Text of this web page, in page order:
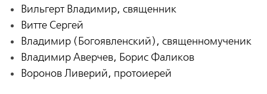
Вильгерт Владимир, священник
Витте Сергей
Владимир (Богоявленский), священномученик
Владимир Аверчев, Борис Фаликов
Воронов Ливерий, протоиерей